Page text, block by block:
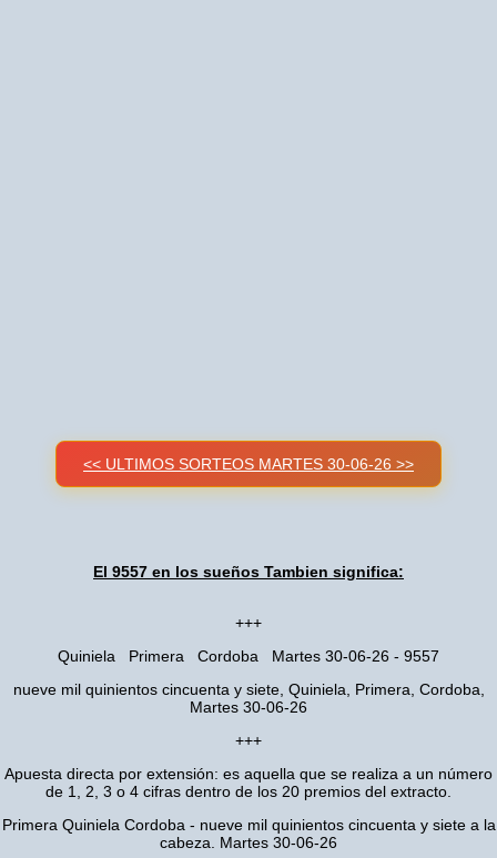
<< ULTIMOS SORTEOS MARTES 30-06-26 >>
El 9557 en los sueños Tambien significa:
+++
Quiniela Primera Cordoba Martes 30-06-26 - 9557
nueve mil quinientos cincuenta y siete, Quiniela, Primera, Cordoba,
Martes 30-06-26
+++
Apuesta directa por extensión: es aquella que se realiza a un número
de 1, 2, 3 o 4 cifras dentro de los 20 premios del extracto.
Primera Quiniela Cordoba - nueve mil quinientos cincuenta y siete a la
cabeza. Martes 30-06-26